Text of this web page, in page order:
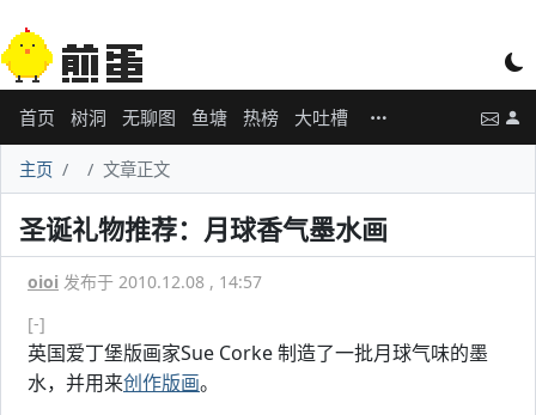
首页 树洞 无聊图 鱼塘 热榜 大吐槽
主页 文章正文
圣诞礼物推荐：月球香气墨水画
oioi 发布于 2010.12.08 , 14:57
[-]
英国爱丁堡版画家Sue Corke 制造了一批月球气味的墨
水，并用来创作版画。